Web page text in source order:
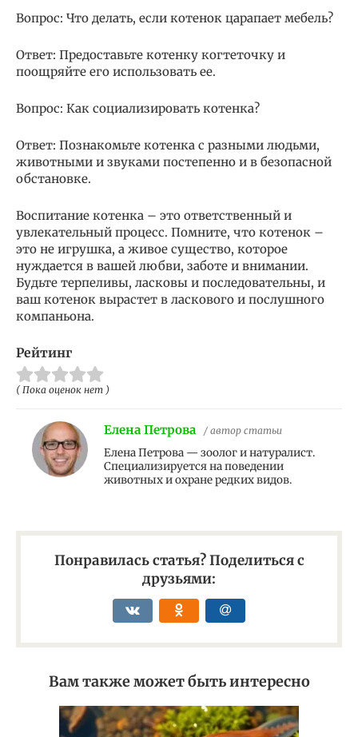
Вопрос: Что делать, если котенок царапает мебель?
Ответ: Предоставьте котенку когтеточку и
поощряйте его использовать ее.
Вопрос: Как социализировать котенка?
Ответ: Познакомьте котенка с разными людьми,
животными и звуками постепенно и в безопасной
обстановке.
Воспитание котенка – это ответственный и
увлекательный процесс. Помните, что котенок –
это не игрушка, а живое существо, которое
нуждается в вашей любви, заботе и внимании.
Будьте терпеливы, ласковы и последовательны, и
ваш котенок вырастет в ласкового и послушного
компаньона.
Рейтинг
( Пока оценок нет )
Елена Петрова / автор статьи
Елена Петрова — зоолог и натуралист.
Специализируется на поведении
животных и охране редких видов.
Понравилась статья? Поделиться с
друзьями:
Вам также может быть интересно